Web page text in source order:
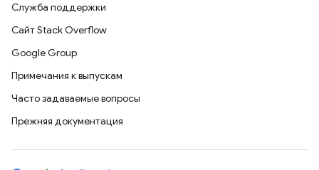
Служба поддержки
Сайт Stack Overflow
Google Group
Примечания к выпускам
Часто задаваемые вопросы
Прежняя документация